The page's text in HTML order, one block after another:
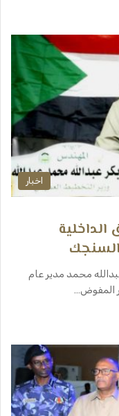
اخبار
السنجك
محمد مدير عام
المفوض…